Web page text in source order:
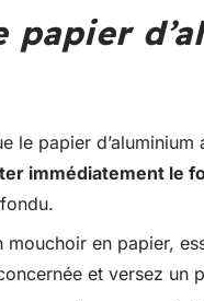
le papier
immédiatement le
en papier,
et versez un